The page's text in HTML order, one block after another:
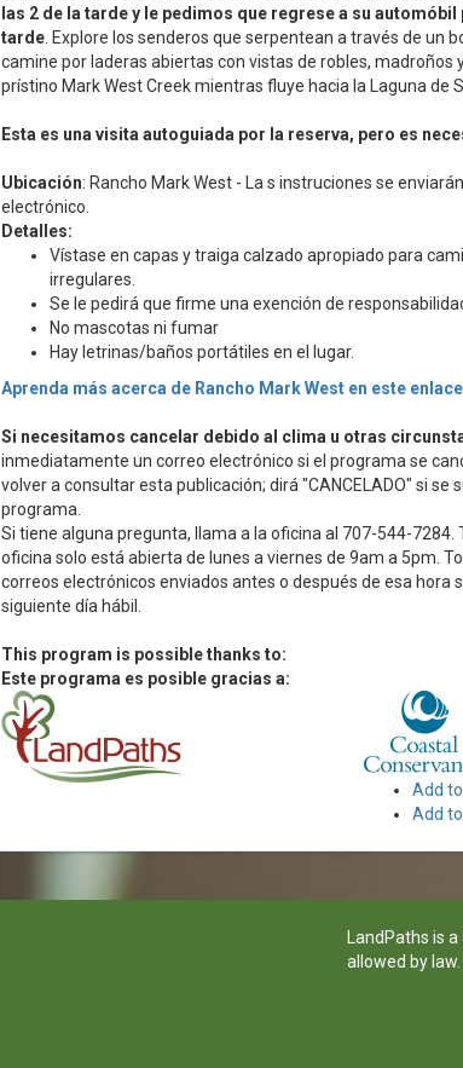
las 2 de la tarde y le pedimos que regrese a su automóbil
tarde. Explore los senderos que serpentean a través de un
camine por laderas abiertas con vistas de robles, madroños
prístino Mark West Creek mientras fluye hacia la Laguna de
Esta es una visita autoguiada por la reserva, pero es
Ubicación: Rancho Mark West - La s instruciones se
electrónico.
Detalles:
Vístase en capas y traiga calzado apropiado para
irregulares.
Se le pedirá que firme una exención de
No mascotas ni fumar
Hay letrinas/baños portátiles en el lugar.
Aprenda más acerca de Rancho Mark West en este enlace
Si necesitamos cancelar debido al clima u otras
inmediatamente un correo electrónico si el programa se
volver a consultar esta publicación; dirá "CANCELADO" si se
programa.
Si tiene alguna pregunta, llama a la oficina al 707-544-7284.
oficina solo está abierta de lunes a viernes de 9am a 5pm.
correos electrónicos enviados antes o después de esa hora
siguiente día hábil.
This program is possible thanks to:
Este programa es posible gracias a:
Add
Add
LandPaths is
allowed by